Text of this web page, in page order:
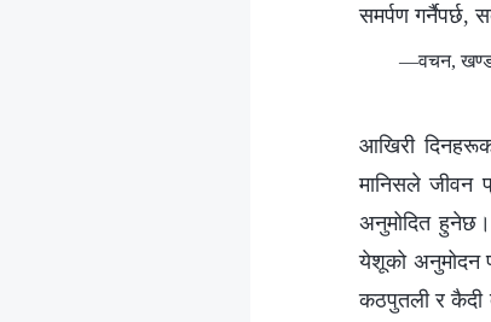
समर्पण गर्नैपर्छ,
—वचन, खण्ड
आखिरी
मानिसले जीवन
अनुमोदित
येशूको अनुमोदन
कठपुतली र कैदी